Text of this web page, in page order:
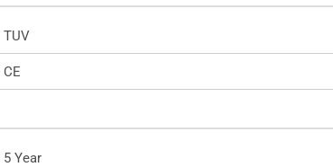
TUV
CE
5 Year